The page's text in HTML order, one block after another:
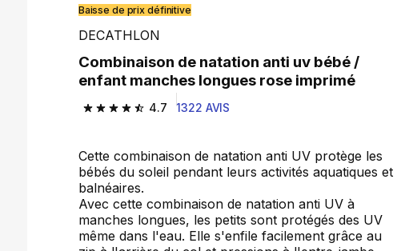
Baisse de prix définitive
DECATHLON
Combinaison de natation anti uv bébé /
enfant manches longues rose imprimé
4.7
4.7 out of 5 stars from 1322 reviews
1322 AVIS
Cette combinaison de natation anti UV protège les
bébés du soleil pendant leurs activités aquatiques et
balnéaires.
Avec cette combinaison de natation anti UV à
manches longues, les petits sont protégés des UV
même dans l'eau. Elle s'enfile facilement grâce au